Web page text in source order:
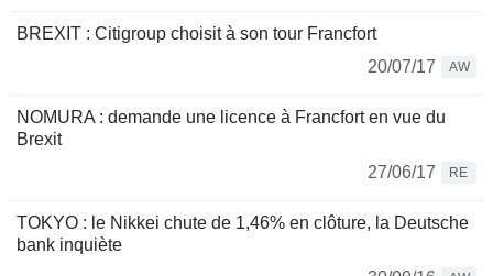
BREXIT : Citigroup choisit à son tour Francfort
20/07/17
AW
NOMURA : demande une licence à Francfort en vue du
Brexit
27/06/17
RE
TOKYO : le Nikkei chute de 1,46% en clôture, la Deutsche
bank inquiète